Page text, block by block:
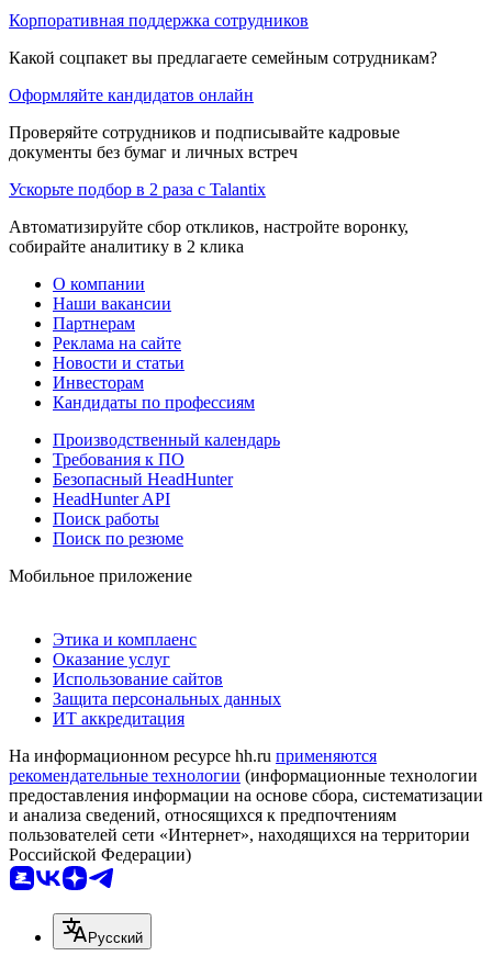
Корпоративная поддержка сотрудников
Какой соцпакет вы предлагаете семейным сотрудникам?
Оформляйте кандидатов онлайн
Проверяйте сотрудников и подписывайте кадровые
документы без бумаг и личных встреч
Ускорьте подбор в 2 раза с Talantix
Автоматизируйте сбор откликов, настройте воронку,
собирайте аналитику в 2 клика
О компании
Наши вакансии
Партнерам
Реклама на сайте
Новости и статьи
Инвесторам
Кандидаты по профессиям
Производственный календарь
Требования к ПО
Безопасный HeadHunter
HeadHunter API
Поиск работы
Поиск по резюме
Мобильное приложение
Этика и комплаенс
Оказание услуг
Использование сайтов
Защита персональных данных
ИТ аккредитация
На информационном ресурсе hh.ru применяются
рекомендательные технологии (информационные технологии
предоставления информации на основе сбора, систематизации
и анализа сведений, относящихся к предпочтениям
пользователей сети «Интернет», находящихся на территории
Российской Федерации)
Русский